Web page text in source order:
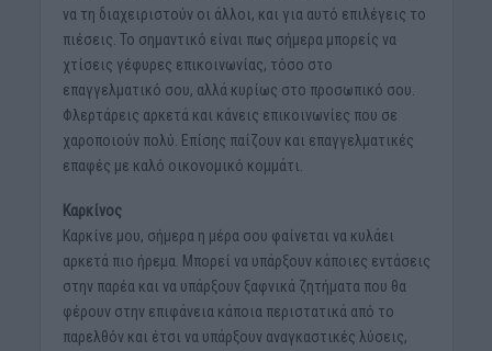
να τη διαχειριστούν οι άλλοι, και για αυτό επιλέγεις το
πιέσεις. Το σημαντικό είναι πως σήμερα μπορείς να
χτίσεις γέφυρες επικοινωνίας, τόσο στο
επαγγελματικό σου, αλλά κυρίως στο προσωπικό σου.
Φλερτάρεις αρκετά και κάνεις επικοινωνίες που σε
χαροποιούν πολύ. Επίσης παίζουν και επαγγελματικές
επαφές με καλό οικονομικό κομμάτι.
Καρκίνος
Καρκίνε μου, σήμερα η μέρα σου φαίνεται να κυλάει
αρκετά πιο ήρεμα. Μπορεί να υπάρξουν κάποιες εντάσεις
στην παρέα και να υπάρξουν ξαφνικά ζητήματα που θα
φέρουν στην επιφάνεια κάποια περιστατικά από το
παρελθόν και έτσι να υπάρξουν αναγκαστικές λύσεις,